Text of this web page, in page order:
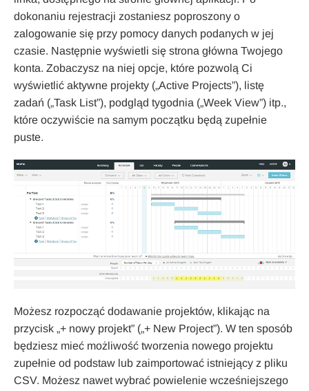
dokonaniu rejestracji zostaniesz poproszony o
zalogowanie się przy pomocy danych podanych w jej
czasie. Następnie wyświetli się strona główna Twojego
konta. Zobaczysz na niej opcje, które pozwolą Ci
wyświetlić aktywne projekty („Active Projects”), listę
zadań („Task List”), podgląd tygodnia („Week View”) itp.,
które oczywiście na samym początku będą zupełnie
puste.
Możesz rozpocząć dodawanie projektów, klikając na
przycisk „+ nowy projekt” („+ New Project”). W ten sposób
będziesz mieć możliwość tworzenia nowego projektu
zupełnie od podstaw lub zaimportować istniejący z pliku
CSV. Możesz nawet wybrać powielenie wcześniejszego